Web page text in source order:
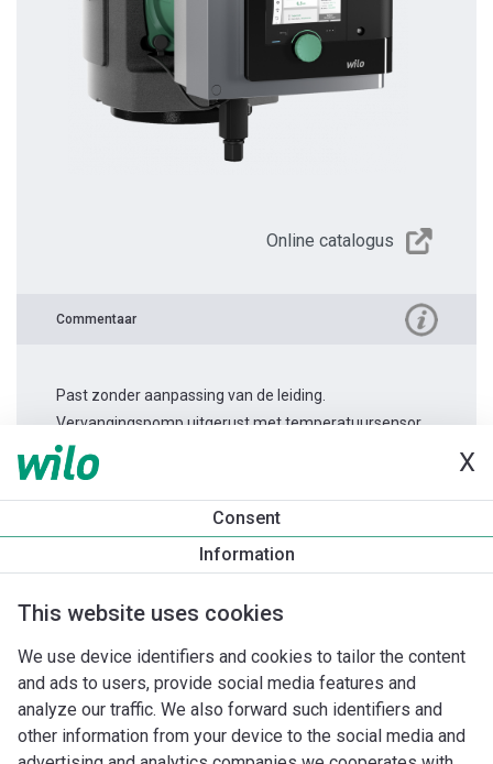
X
Consent
Information
This website uses cookies
We use device identifiers and cookies to tailor the content
and ads to users, provide social media features and
analyze our traffic. We also forward such identifiers and
other information from your device to the social media and
Online catalogus
Commentaar
Past zonder aanpassing van de leiding.
Vervangingspomp uitgerust met temperatuursensor.
Productinformatie